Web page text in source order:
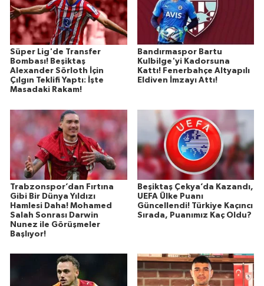
Süper Lig'de Transfer
Bombası! Beşiktaş
Alexander Sörloth İçin
Çılgın Teklifi Yaptı: İşte
Masadaki Rakam!
Bandırmaspor Bartu
Kulbilge'yi Kadorsuna
Kattı! Fenerbahçe Altyapılı
Eldiven İmzayı Attı!
Trabzonspor’dan Fırtına
Gibi Bir Dünya Yıldızı
Hamlesi Daha! Mohamed
Salah Sonrası Darwin
Nunez ile Görüşmeler
Başlıyor!
Beşiktaş Çekya’da Kazandı,
UEFA Ülke Puanı
Güncellendi! Türkiye Kaçıncı
Sırada, Puanımız Kaç Oldu?